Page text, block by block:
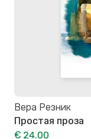
Вера Резник
Простая проза
€ 24.00